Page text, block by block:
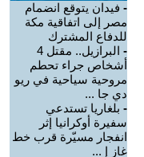
- فيدان يتوقع انضمام
مصر إلى اتفاقية مكة
للدفاع المشترك
-
البرازيل.. مقتل 4
أشخاص جراء تحطم
مروحية سياحية في ريو
دي جا ...
- بلغاريا تستدعي
سفيرة أوكرانيا إثر
انفجار مسيّرة قرب خط
غاز إ ...